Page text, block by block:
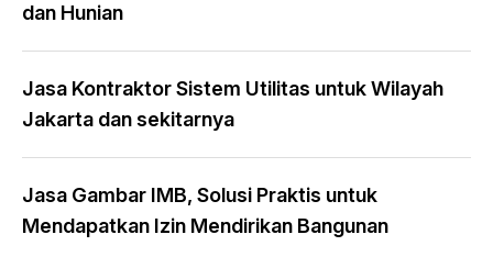
dan Hunian
Jasa Kontraktor Sistem Utilitas untuk Wilayah
Jakarta dan sekitarnya
Jasa Gambar IMB, Solusi Praktis untuk
Mendapatkan Izin Mendirikan Bangunan